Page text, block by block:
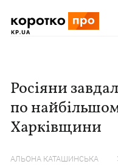
Росіяни
по
Харківщини
АЛЬОНА КАТАШИНСЬКА